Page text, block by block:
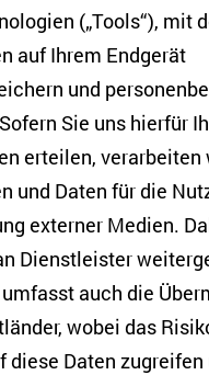
Bildung an
von ihr aktiv
sie im Rahmen
im Projekt
Staff during
auf die
Unterstützung der
und sollte damit zum
Gemeinschaft
(„Tools“), mit
auf Ihrem Endgerät
und
Sie uns hierfür
erteilen, verarbeiten
und Daten für die
externer Medien.
Dienstleister
auch die
wobei das
diese Daten zugreifen